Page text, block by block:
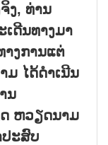
ງ, ທ່ານ
ດີນທາງມາ
ງການແຕ່
ມ ໄດ້ດຳເນີນ
ນ
ຫວຽດນາມ
ປະສົບ